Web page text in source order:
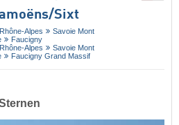
​Sixt
Alpes
Savoie Mont
Faucigny
Alpes
Savoie Mont
Faucigny Grand Massif